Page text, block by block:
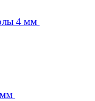
4 мм